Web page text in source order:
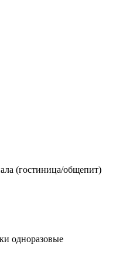
(гостиница/общепит)
одноразовые